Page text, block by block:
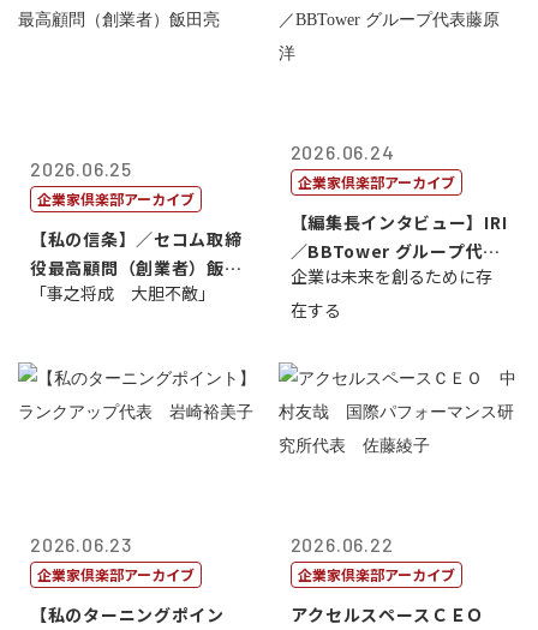
2026.06.25
企業家倶楽部アーカイブ
【私の信条】／セコム取締
役最高顧問（創業者）飯田
亮
「事之将成 大胆不敵」
2026.06.24
企業家倶楽部アーカイブ
【編集長インタビュー】IRI
／BBTower グループ代表
藤...
企業は未来を創るために存
在する
2026.06.23
企業家倶楽部アーカイブ
【私のターニングポイン
2026.06.22
企業家倶楽部アーカイブ
アクセルスペースＣＥＯ